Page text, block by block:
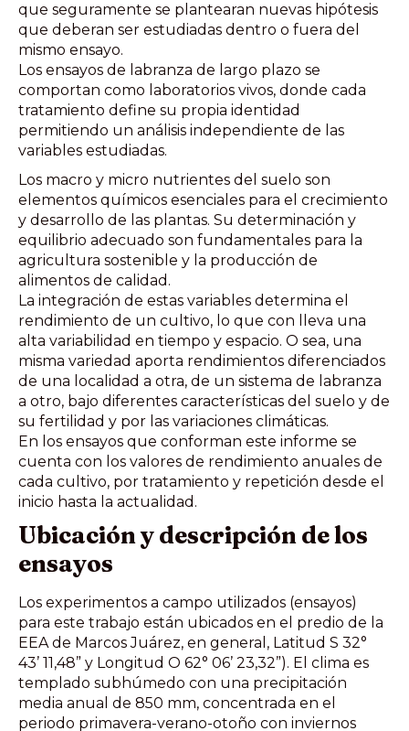
que seguramente se plantearan nuevas hipótesis
que deberan ser estudiadas dentro o fuera del
mismo ensayo.
Los ensayos de labranza de largo plazo se
comportan como laboratorios vivos, donde cada
tratamiento define su propia identidad
permitiendo un análisis independiente de las
variables estudiadas.
Los macro y micro nutrientes del suelo son
elementos químicos esenciales para el crecimiento
y desarrollo de las plantas. Su determinación y
equilibrio adecuado son fundamentales para la
agricultura sostenible y la producción de
alimentos de calidad.
La integración de estas variables determina el
rendimiento de un cultivo, lo que con lleva una
alta variabilidad en tiempo y espacio. O sea, una
misma variedad aporta rendimientos diferenciados
de una localidad a otra, de un sistema de labranza
a otro, bajo diferentes características del suelo y de
su fertilidad y por las variaciones climáticas.
En los ensayos que conforman este informe se
cuenta con los valores de rendimiento anuales de
cada cultivo, por tratamiento y repetición desde el
inicio hasta la actualidad.
Ubicación y descripción de los
ensayos
Los experimentos a campo utilizados (ensayos)
para este trabajo están ubicados en el predio de la
EEA de Marcos Juárez, en general, Latitud S 32°
43’ 11,48” y Longitud O 62° 06’ 23,32”). El clima es
templado subhúmedo con una precipitación
media anual de 850 mm, concentrada en el
periodo primavera-verano-otoño con inviernos